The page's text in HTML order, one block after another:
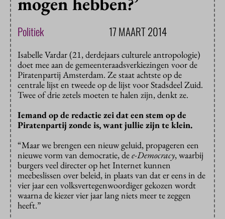
Politiek 17 MAART 2014
Isabelle Vardar (21, derdejaars culturele antropologie)
doet mee aan de gemeenteraadsverkiezingen voor de
Piratenpartij Amsterdam. Ze staat achtste op de
centrale lijst en tweede op de lijst voor Stadsdeel Zuid.
Twee of drie zetels moeten te halen zijn, denkt ze.
Iemand op de redactie zei dat een stem op de
Piratenpartij zonde is, want jullie zijn te klein.
“Maar we brengen een nieuw geluid, propageren een
nieuwe vorm van democratie, dee-Democracy, waarbij
burgers veel directer op het Internet kunnen
meebeslissen over beleid, in plaats van dat er eens in de
vier jaar een volksvertegenwoordiger gekozen wordt
waarna de kiezer vier jaar lang niets meer te zeggen
heeft.”